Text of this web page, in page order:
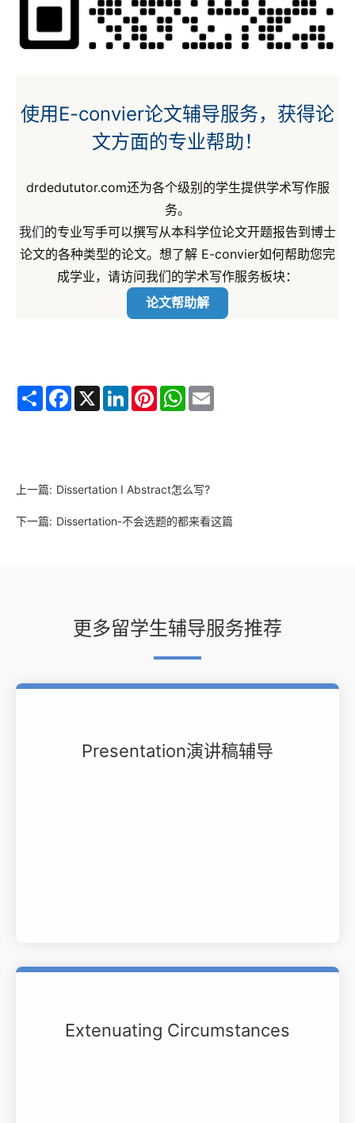
使用E-convier论文辅导服务，获得论
文方面的专业帮助！
drdedututor.com还为各个级别的学生提供学术写作服
务。
我们的专业写手可以撰写从本科学位论文开题报告到博士
论文的各种类型的论文。想了解 E-convier如何帮助您完
成学业，请访问我们的学术写作服务板块：
论文帮助解
Share Facebook
X LinkedInPinterestWhatsApp
上一篇: Dissertation I Abstract怎么写?
下一篇: Dissertation-不会选题的都来看这篇
更多留学生辅导服务推荐
Presentation演讲稿辅导
Extenuating Circumstances